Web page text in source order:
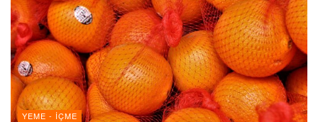
YEME - İÇME